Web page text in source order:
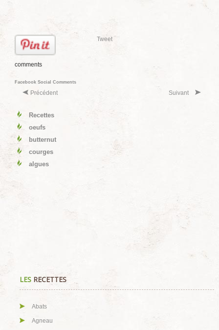
Tweet
comments
Facebook Social Comments
Précédent Suivant
Recettes
oeufs
butternut
courges
algues
LES RECETTES
Abats
Agneau